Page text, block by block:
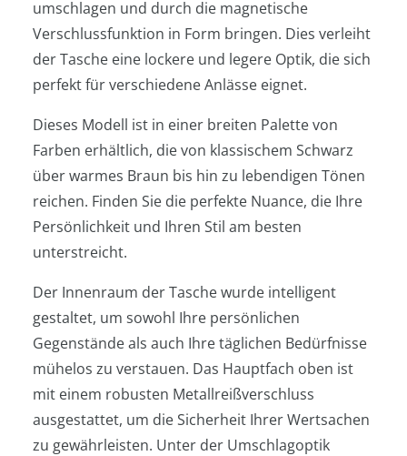
umschlagen und durch die magnetische
Verschlussfunktion in Form bringen. Dies verleiht
der Tasche eine lockere und legere Optik, die sich
perfekt für verschiedene Anlässe eignet.
Dieses Modell ist in einer breiten Palette von
Farben erhältlich, die von klassischem Schwarz
über warmes Braun bis hin zu lebendigen Tönen
reichen. Finden Sie die perfekte Nuance, die Ihre
Persönlichkeit und Ihren Stil am besten
unterstreicht.
Der Innenraum der Tasche wurde intelligent
gestaltet, um sowohl Ihre persönlichen
Gegenstände als auch Ihre täglichen Bedürfnisse
mühelos zu verstauen. Das Hauptfach oben ist
mit einem robusten Metallreißverschluss
ausgestattet, um die Sicherheit Ihrer Wertsachen
zu gewährleisten. Unter der Umschlagoptik